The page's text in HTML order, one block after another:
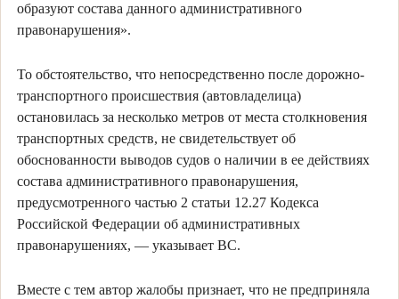
образуют состава данного административного
правонарушения».
То обстоятельство, что непосредственно после дорожно-
транспортного происшествия (автовладелица)
остановилась за несколько метров от места столкновения
транспортных средств, не свидетельствует об
обоснованности выводов судов о наличии в ее действиях
состава административного правонарушения,
предусмотренного частью 2 статьи 12.27 Кодекса
Российской Федерации об административных
правонарушениях, — указывает ВС.
Вместе с тем автор жалобы признает, что не предприняла